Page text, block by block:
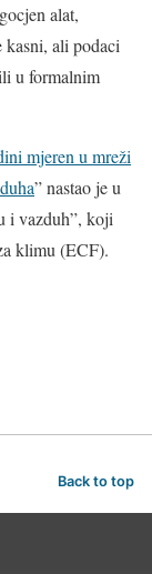
alat,
kasni, ali podaci
u formalnim
mjeren u mreži
” nastao je u
i vazduh”, koji
klimu (ECF).
Back to top